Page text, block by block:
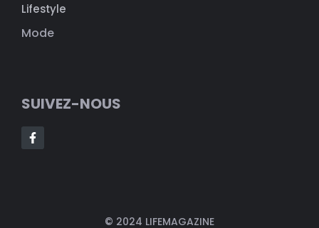
Lifestyle
Mode
SUIVEZ-NOUS
© 2024 LIFEMAGAZINE